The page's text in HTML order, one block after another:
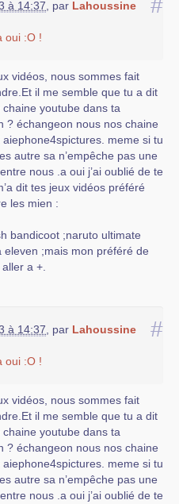
#
à 14:37 par Lahoussine
oui :O !
vidéos, nous sommes fait
il me semble que tu a dit
youtube dans ta
? échangeon nous nos chaine
aiephone4spictures. meme si tu
autre sa n’empêche pas une
nous .a oui j’ai oublié de te
dit tes jeux vidéos préféré
les mien :
bandicoot ;naruto ultimate
eleven ;mais mon préféré de
a +.
#
à 14:37 par Lahoussine
oui :O !
vidéos, nous sommes fait
il me semble que tu a dit
youtube dans ta
? échangeon nous nos chaine
aiephone4spictures. meme si tu
autre sa n’empêche pas une
nous .a oui j’ai oublié de te